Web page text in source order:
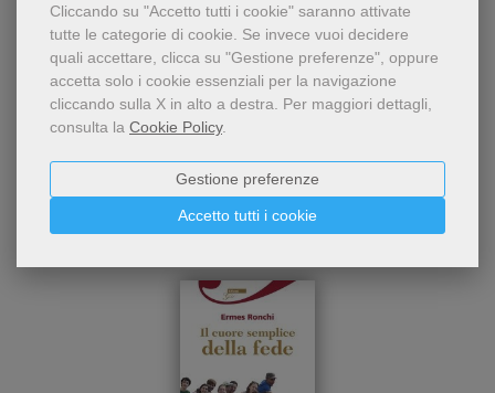
Cliccando su "Accetto tutti i cookie" saranno attivate
tutte le categorie di cookie. Se invece vuoi decidere
quali accettare, clicca su "Gestione preferenze", oppure
accetta solo i cookie essenziali per la navigazione
cliccando sulla X in alto a destra. Per maggiori dettagli,
consulta la Cookie Policy.
Accetto tutti i cookie
Gestione preferenze
Chi ha visto questo prodotto
ha visto anche...